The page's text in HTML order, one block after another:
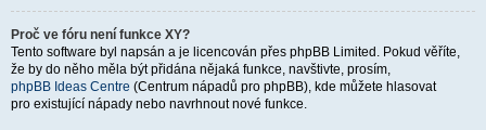
Proč ve fóru není funkce XY?
Tento software byl napsán a je licencován přes phpBB Limited. Pokud věříte,
že by do něho měla být přidána nějaká funkce, navštivte, prosím,
phpBB Ideas Centre (Centrum nápadů pro phpBB), kde můžete hlasovat
pro existující nápady nebo navrhnout nové funkce.